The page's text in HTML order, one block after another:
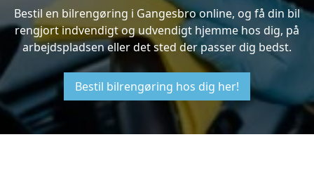
Bestil en bilrengøring i Gangesbro online, og få din bil
rengjort indvendigt og udvendigt hjemme hos dig, på
arbejdspladsen eller det sted der passer dig bedst.
Bestil bilrengøring hos dig her!